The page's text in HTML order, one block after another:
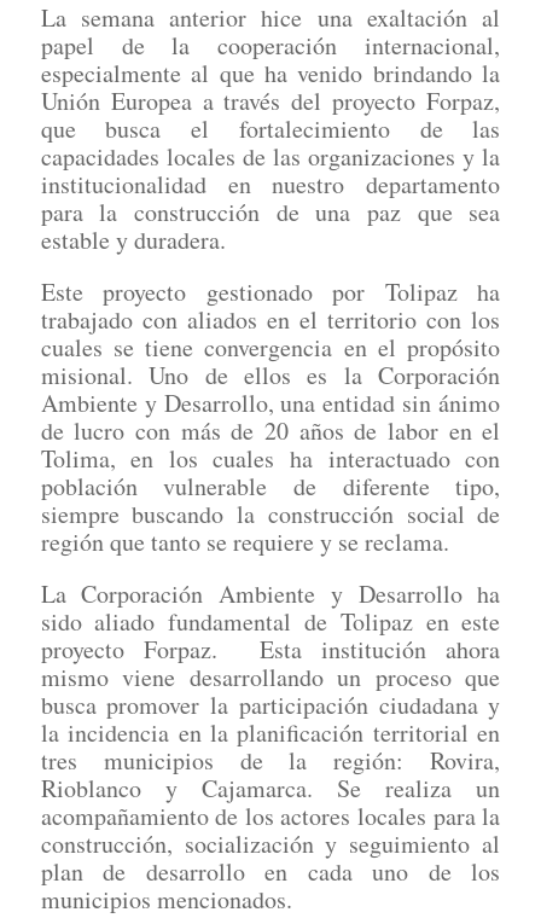
La semana anterior hice una exaltación al
papel de la cooperación internacional,
especialmente al que ha venido brindando la
Unión Europea a través del proyecto Forpaz,
que busca el fortalecimiento de las
capacidades locales de las organizaciones y la
institucionalidad en nuestro departamento
para la construcción de una paz que sea
estable y duradera.
Este proyecto gestionado por Tolipaz ha
trabajado con aliados en el territorio con los
cuales se tiene convergencia en el propósito
misional. Uno de ellos es la Corporación
Ambiente y Desarrollo, una entidad sin ánimo
de lucro con más de 20 años de labor en el
Tolima, en los cuales ha interactuado con
población vulnerable de diferente tipo,
siempre buscando la construcción social de
región que tanto se requiere y se reclama.
La Corporación Ambiente y Desarrollo ha
sido aliado fundamental de Tolipaz en este
proyecto Forpaz. Esta institución ahora
mismo viene desarrollando un proceso que
busca promover la participación ciudadana y
la incidencia en la planificación territorial en
tres municipios de la región: Rovira,
Rioblanco y Cajamarca. Se realiza un
acompañamiento de los actores locales para la
construcción, socialización y seguimiento al
plan de desarrollo en cada uno de los
municipios mencionados.